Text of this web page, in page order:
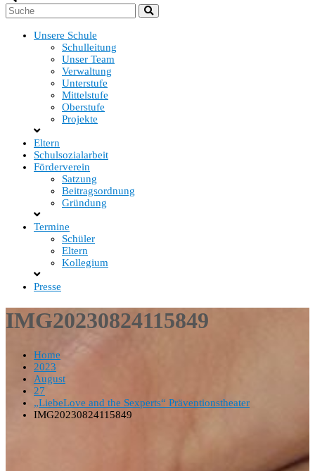
Unsere Schule
Schulleitung
Unser Team
Verwaltung
Unterstufe
Mittelstufe
Oberstufe
Projekte
Eltern
Schulsozialarbeit
Förderverein
Satzung
Beitragsordnung
Gründung
Termine
Schüler
Eltern
Kollegium
Presse
IMG20230824115849
Home
2023
August
27
„LiebeLove and the Sexperts“ Präventionstheater
IMG20230824115849